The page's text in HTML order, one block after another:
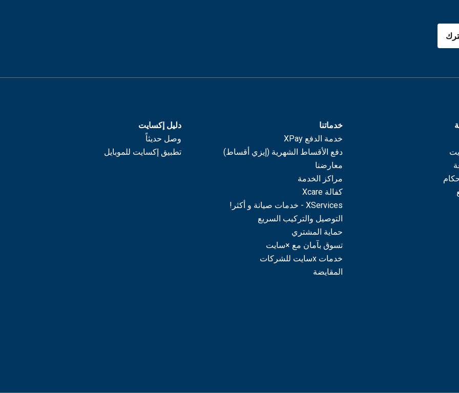
خدماتنا
خدمة الدفع XPay
دفع الأقساط الشهرية (إيزي أقساط)
معارضنا
مراكز الخدمة
كفالة Xcare
XServices - خدمات صيانة و أكثر!
التوصيل والتركيب السريع
حماية المشتري
تسوق بآمان مع ×سايت
خدمات xسايت للشركات
المقايضة
دليل إكسايت
وصل حديثاً
تطبيق إكسايت للموبايل